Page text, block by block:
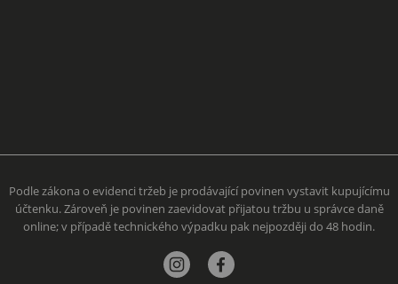
Podle zákona o evidenci tržeb je prodávající povinen vystavit kupujícímu
účtenku. Zároveň je povinen zaevidovat přijatou tržbu u správce daně
online; v případě technického výpadku pak nejpozději do 48 hodin.